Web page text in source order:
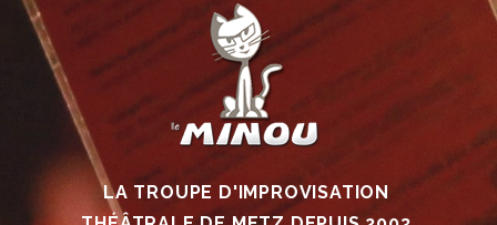
LA TROUPE D'IMPROVISATION